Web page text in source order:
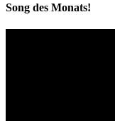
Song des Monats!